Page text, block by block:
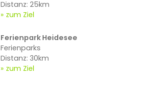
Distanz: 25km
zum Ziel
Ferienpark Heidesee
Ferienparks
Distanz: 30km
zum Ziel